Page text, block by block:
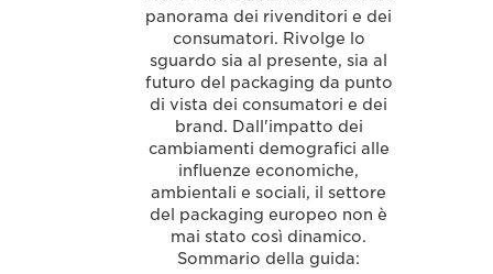
panorama dei rivenditori e dei
consumatori. Rivolge lo
sguardo sia al presente, sia al
futuro del packaging da punto
di vista dei consumatori e dei
brand. Dall'impatto dei
cambiamenti demografici alle
influenze economiche,
ambientali e sociali, il settore
del packaging europeo non è
mai stato così dinamico.
Sommario della guida: